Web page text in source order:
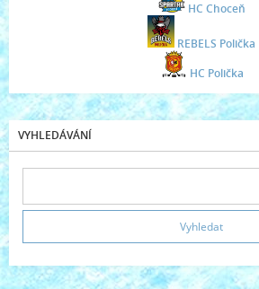
HC Choceň
REBELS Polička
HC Polička
VYHLEDÁVÁNÍ